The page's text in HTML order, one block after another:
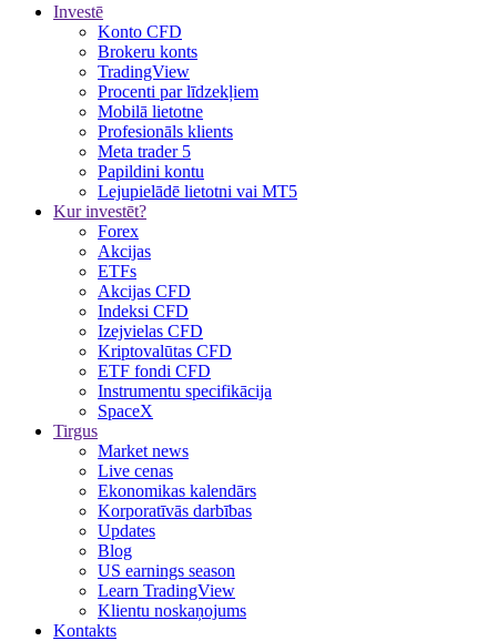
Investē
Konto CFD
Brokeru konts
TradingView
Procenti par līdzekļiem
Mobilā lietotne
Profesionāls klients
Meta trader 5
Papildini kontu
Lejupielādē lietotni vai MT5
Kur investēt?
Forex
Akcijas
ETFs
Akcijas CFD
Indeksi CFD
Izejvielas CFD
Kriptovalūtas CFD
ETF fondi CFD
Instrumentu specifikācija
SpaceX
Tirgus
Market news
Live cenas
Ekonomikas kalendārs
Korporatīvās darbības
Updates
Blog
US earnings season
Learn TradingView
Klientu noskaņojums
Kontakts